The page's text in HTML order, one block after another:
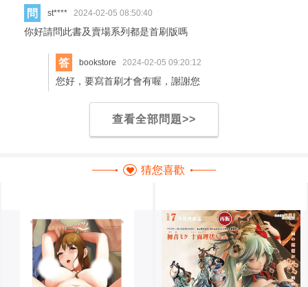
問 st**** 2024-02-05 08:50:40
你好請問此書及賣場系列都是首刷版嗎
答 bookstore 2024-02-05 09:20:12
您好，要寫首刷才會有喔，謝謝您
查看全部問題>>
猜您喜歡